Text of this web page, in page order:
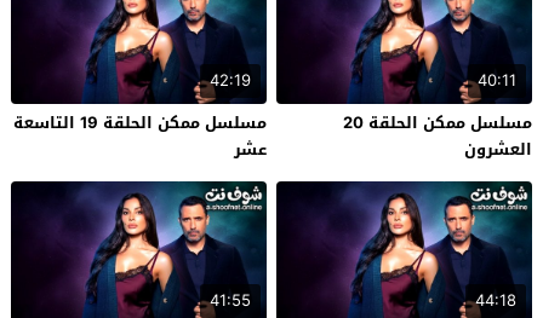
40:11
مسلسل ممكن الحلقة 20
العشرون
42:19
مسلسل ممكن الحلقة 19 التاسعة
عشر
44:18
41:55